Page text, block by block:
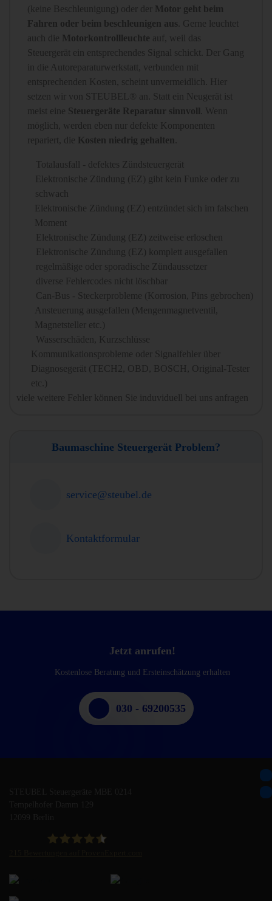
(keine Beschleunigung) oder der
Motor geht beim
Fahren oder beim beschleunigen aus . Gerne leuchtet
auch die Motorkontrollleuchte auf, weil das
Steuergerät ein entsprechendes Signal schickt. Der Gang
in die Autoreparaturwerkstatt, verbunden mit
entsprechenden Kosten, scheint unvermeidlich. Hier
setzen wir von STEUBEL® an. Statt ein Neugerät ist
meist eine Steuergeräte Reparatur sinnvoll . Wenn
möglich, werden eben nur defekte Komponenten
repariert, die Kosten niedrig gehalten
Totalausfall - defektes Zündsteuergerät
Elektronische Zündung (EZ) gibt kein Funke oder zu
schwach
Elektronische Zündung (EZ) entzündet sich im falschen
Moment
Elektronische Zündung (EZ) zeitweise erloschen
Elektronische Zündung (EZ) komplett ausgefallen
regelmäßige oder sporadische Zündaussetzer
diverse Fehlercodes nicht löschbar
Can-Bus - Steckerprobleme (Korrosion, Pins gebrochen)
Ansteuerung ausgefallen (Mengenmagnetventil,
Magnetsteller etc.)
Wasserschäden, Kurzschlüsse
Kommunikationsprobleme oder Signalfehler über
Diagnosegerät (TECH2, OBD, BOSCH, Original-Tester
etc.)
viele weitere Fehler können Sie induviduell bei uns anfragen
Baumaschine Steuergerät Problem?
service@steubel.de
Kontaktformular
Jetzt anrufen!
Kostenlose Beratung und Ersteinschätzung erhalten
030 - 69200535
STEUBEL Steuergeräte Annahme Filiale MBE 0214